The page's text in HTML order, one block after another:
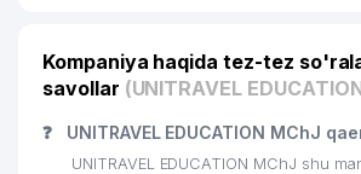
Kompaniya haqida tez-tez
savollar (UNITRAVEL
❓ UNITRAVEL EDUCATION MChJ
UNITRAVEL EDUCATION MChJ shu